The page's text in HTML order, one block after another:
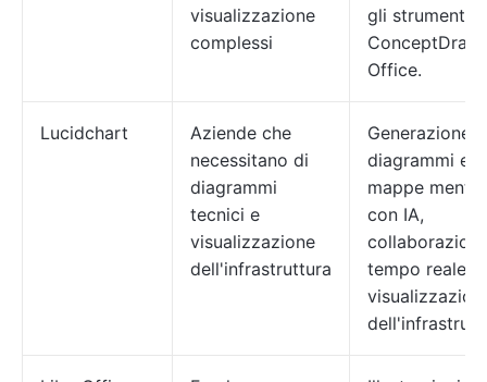
visualizzazione
complessi
gli strumenti
ConceptDraw
Office.
Lucidchart
Aziende che
necessitano di
diagrammi
tecnici e
visualizzazione
dell'infrastruttura
Generazione
diagrammi e
mappe
con IA,
tempo reale e